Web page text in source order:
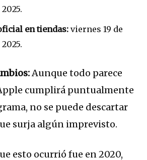
en tiendas:viernes 19 de
Aunque todo parece
cumplirá puntualmente
no se puede descartar
surja algún imprevisto.
esto ocurrió fue en 2020,